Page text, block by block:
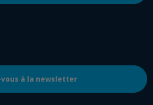
vous à la newsletter